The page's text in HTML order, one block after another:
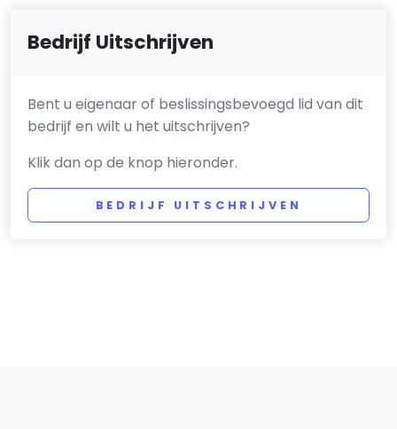
Bedrijf Uitschrijven
Bent u eigenaar of beslissingsbevoegd lid van dit
bedrijf en wilt u het uitschrijven?
Klik dan op de knop hieronder.
BEDRIJF UITSCHRIJVEN